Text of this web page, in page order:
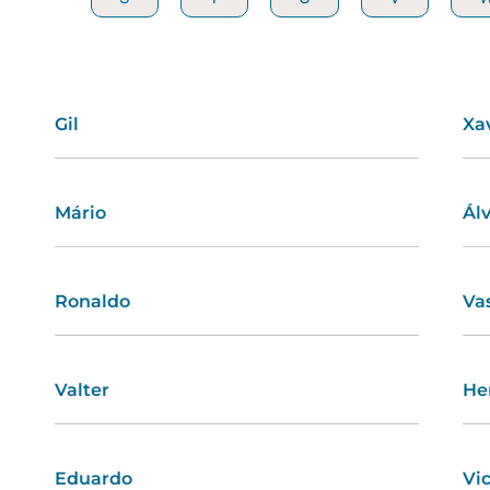
Gil
Mário
Ronaldo
Valter
Eduardo
Débora
Regina
Mafalda
Carla
Célia